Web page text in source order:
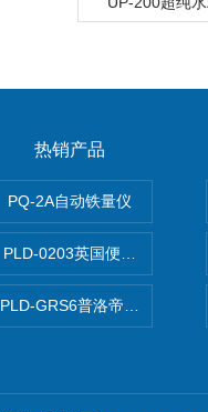
热销产品
PQ-2A自动铁量仪
PLD-0203英国便携式油品颗
PLD-GRS6普洛帝全自动微量